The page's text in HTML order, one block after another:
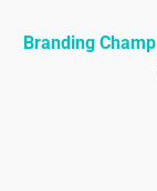
Branding Champ